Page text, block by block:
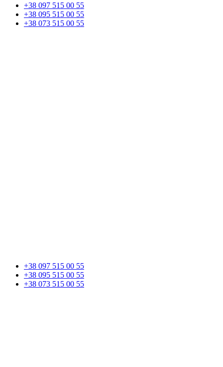
+38 097 515 00 55
+38 095 515 00 55
+38 073 515 00 55
+38 097 515 00 55
+38 095 515 00 55
+38 073 515 00 55